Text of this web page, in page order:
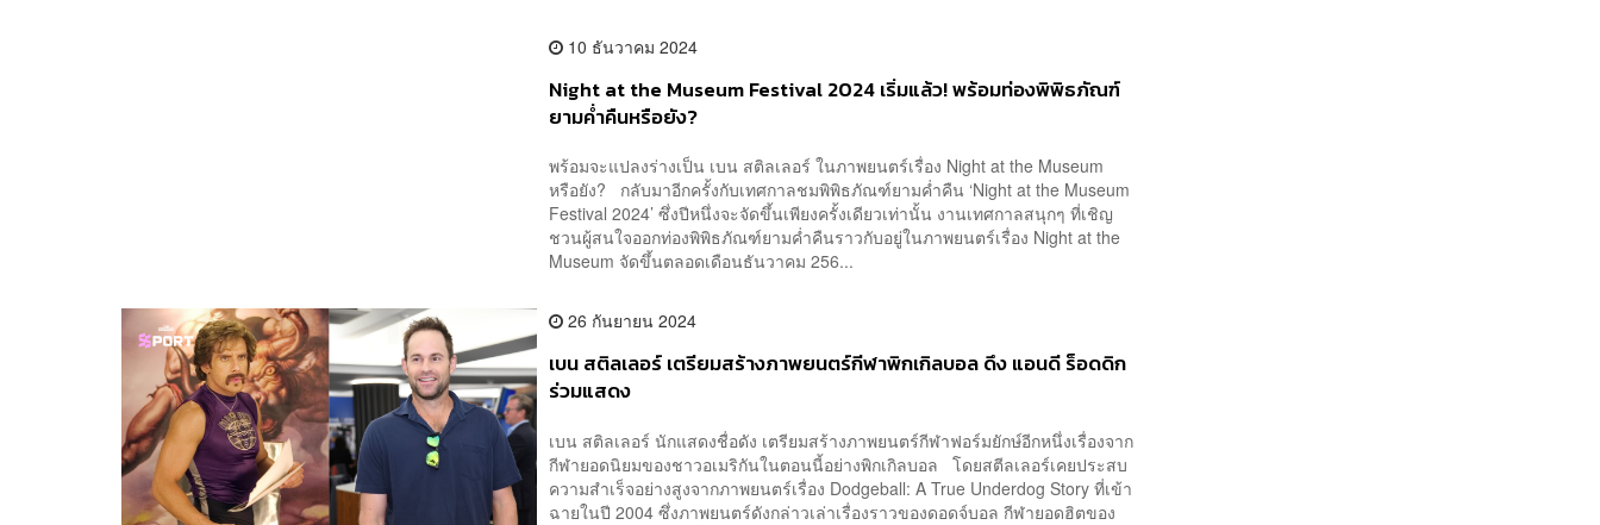
10 ธันวาคม 2024
Night at the Museum Festival 2024 เริ่มแล้ว! พร้อมท่องพิพิธภัณฑ์
ยามค่ำคืนหรือยัง?
พร้อมจะแปลงร่างเป็น เบน สติลเลอร์ ในภาพยนตร์เรื่อง Night at the Museum
หรือยัง? กลับมาอีกครั้งกับเทศกาลชมพิพิธภัณฑ์ยามค่ำคืน ‘Night at the Museum
Festival 2024’ ซึ่งปีหนึ่งจะจัดขึ้นเพียงครั้งเดียวเท่านั้น งานเทศกาลสนุกๆ ที่เชิญ
ชวนผู้สนใจออกท่องพิพิธภัณฑ์ยามค่ำคืนราวกับอยู่ในภาพยนตร์เรื่อง Night at the
Museum จัดขึ้นตลอดเดือนธันวาคม 256...
26 กันยายน 2024
เบน สติลเลอร์ เตรียมสร้างภาพยนตร์กีฬาพิกเกิลบอล ดึง แอนดี ร็อดดิก
ร่วมแสดง
เบน สติลเลอร์ นักแสดงชื่อดัง เตรียมสร้างภาพยนตร์กีฬาฟอร์มยักษ์อีกหนึ่งเรื่องจาก
กีฬายอดนิยมของชาวอเมริกันในตอนนี้อย่างพิกเกิลบอล โดยสตีลเลอร์เคยประสบ
ความสำเร็จอย่างสูงจากภาพยนตร์เรื่อง Dodgeball: A True Underdog Story ที่เข้า
ฉายในปี 2004 ซึ่งภาพยนตร์ดังกล่าวเล่าเรื่องราวของดอดจ์บอล กีฬายอดฮิตของ